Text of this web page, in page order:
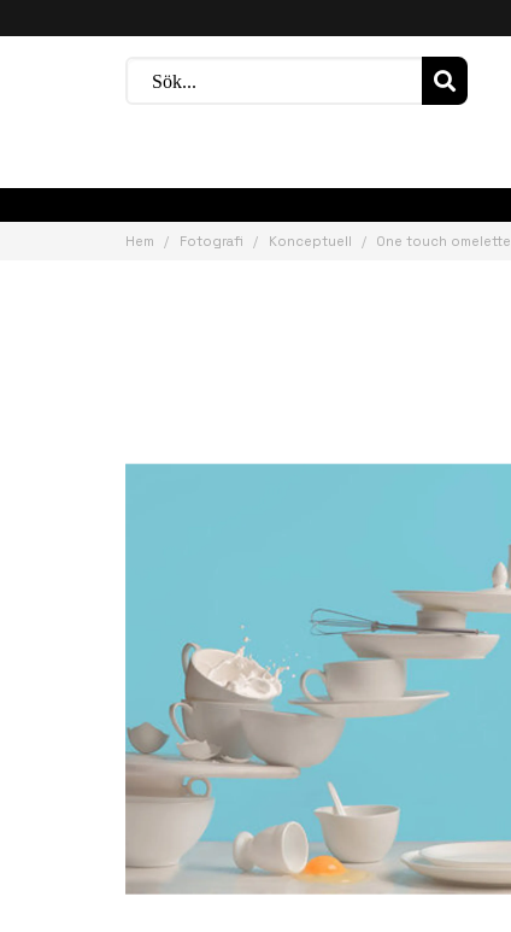
Hem Fotografi Konceptuell One touch omelette